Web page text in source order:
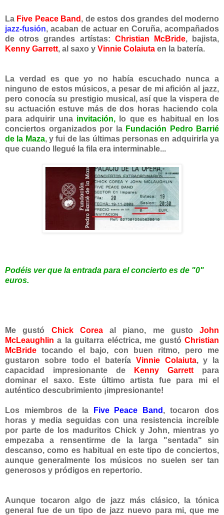
La Five Peace Band , de estos dos grandes del moderno
jazz-fusión, acaban de actuar en Coruña, acompañados
de otros grandes artístas: Christian McBride, bajista,
Kenny Garrett, al saxo y Vinnie Colaiuta en la batería.
La verdad es que yo no había escuchado nunca a
ninguno de estos músicos, a pesar de mi afición al jazz,
pero conocía su prestigio musical, así que la vispera de
su actuación estuve más de dos horas haciendo cola
para adquirir una invitación, lo que es habitual en los
conciertos organizados por la Fundación Pedro Barrié
de la Maza, y fui de las últimas personas en adquirirla ya
que cuando llegué la fila era interminable...
Podéis ver que la entrada para el concierto es de "0"
euros.
Me gustó Chick Coreaal piano, me gusto John
McLeaughlin a la guitarra eléctrica, me gustó Christian
McBride tocando el bajo, con buen ritmo, pero me
gustaron sobre todo el batería Vinnie Colaiuta, y la
capacidad impresionante de
Kenny Garrett para
dominar el saxo. Este último artista fue para mi el
auténtico descubrimiento ¡impresionante!
Los miembros de la Five Peace Band , tocaron dos
horas y media seguidas con una resistencia increíble
por parte de los maduritos Chick y John, mientras yo
empezaba a rensentirme de la larga "sentada" sin
descanso, como es habitual en este tipo de conciertos,
aunque generalmente
los músicos no suelen ser tan
generosos y pródigos en repertorio.
Aunque tocaron algo de jazz más clásico, la tónica
general fue de un tipo de jazz nuevo para mi, que me